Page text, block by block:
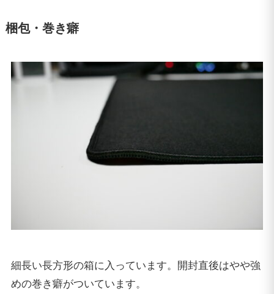
梱包・巻き癖
細長い長方形の箱に入っています。開封直後はやや強
めの巻き癖がついています。